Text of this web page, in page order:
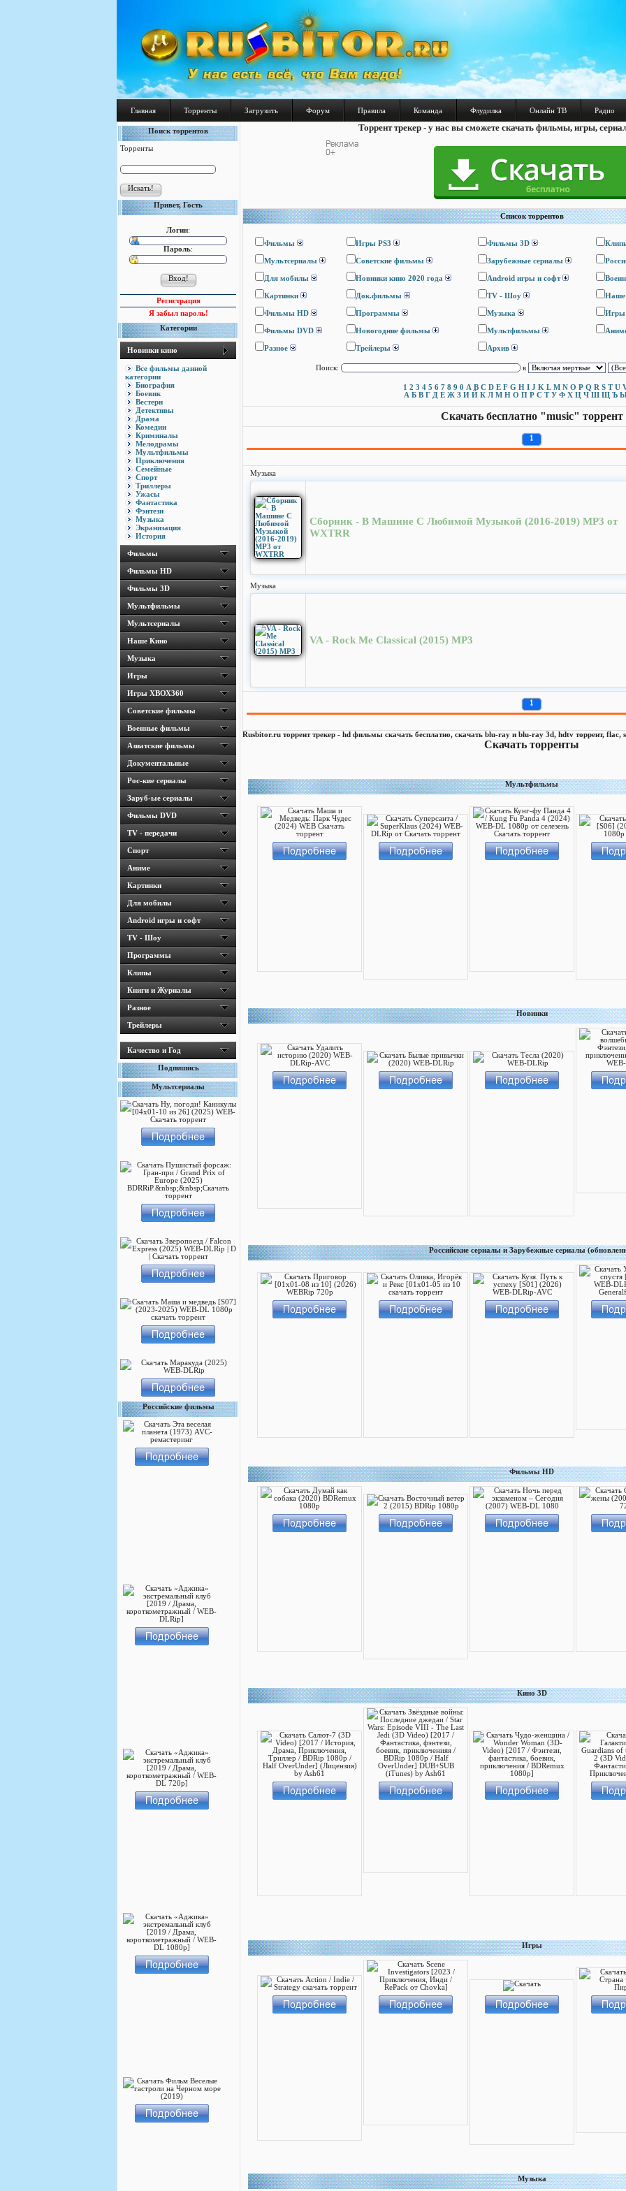
Главная Торренты Загрузить Форум Правила Команда Флудилка Онлайн ТВ Радио
Поиск торрентов
Торренты
Привет, Гость
Логин:
Пароль:
Регистрация
Я забыл пароль!
Категории
Новинки кино
Все фильмы данной
категории
Биография
Боевик
Вестерн
Детективы
Драма
Комедии
Криминалы
Мелодрамы
Мультфильмы
Приключения
Семейные
Спорт
Триллеры
Ужасы
Фантастика
Фэнтези
Музыка
Экранизация
История
Фильмы
Фильмы HD
Фильмы 3D
Мультфильмы
Мультсериалы
Наше Кино
Музыка
Игры
Игры ХВОХ360
Cоветские фильмы
Военные фильмы
Азиатские фильмы
Документальные
Рос-кие сериалы
Заруб-ые сериалы
Фильмы DVD
TV - передачи
Спорт
Аниме
Картинки
Для мобилы
Android игры и софт
TV - Шоу
Программы
Клипы
Книги и Журналы
Разное
Трейлеры
Качество и Год
Подпишись
Мультсериалы
Российские фильмы
Торрент трекер - у нас вы сможете скачать фильмы, игры,
Список торрентов
Фильмы Игры PS3 Фильмы 3D
Мультсериалы Cоветские фильмы Зарубежные сериалы
Для мобилы Новинки кино 2020 года Android игры и софт
Картинки Док.фильмы TV - Шоу Наше
Фильмы HD Программы Музыка Игры
Фильмы DVD Новогодние фильмы Мультфильмы
Разное Трейлеры Архив
Поиск: в
1 2 3 4 5 6 7 8 9 0 A B C D E F G H I J K L M N O P Q R S T U
А Б В Г Д Е Ж З И Й К Л М Н О П Р С Т У Ф Х Ц Ч Ш Щ Ъ
Скачать бесплатно "music" торрент
1
Музыка
Сборник - В Машине С Любимой Музыкой (2016-2019) MP3 от
WXTRR
Музыка
VA - Rock Me Classical (2015) MP3
1
Rusbitor.ru торрент трекер - hd фильмы скачать бесплатно, скачать blu-ray и blu-ray 3d, hdtv торрент, flac,
Скачать торренты
Мультфильмы
Новинки
Российские сериалы и Зарубежные сериалы
Фильмы HD
Кино 3D
Игры
Музыка